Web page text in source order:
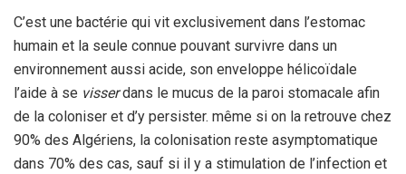
C’est une bactérie qui vit exclusivement dans l’estomac
humain et la seule connue pouvant survivre dans un
environnement aussi acide, son enveloppe hélicoïdale
l’aide à se visserdans le mucus de la paroi stomacale afin
de la coloniser et d’y persister. même si on la retrouve chez
90% des Algériens, la colonisation reste asymptomatique
dans 70% des cas, sauf si il y a stimulation de l’infection et